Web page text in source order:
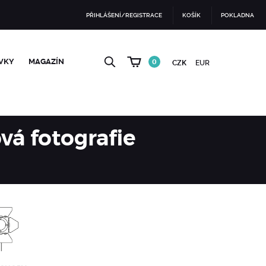
PŘIHLÁŠENÍ/REGISTRACE KOŠÍK POKLADNA
MAGAZÍN 0 CZK EUR
fotografie